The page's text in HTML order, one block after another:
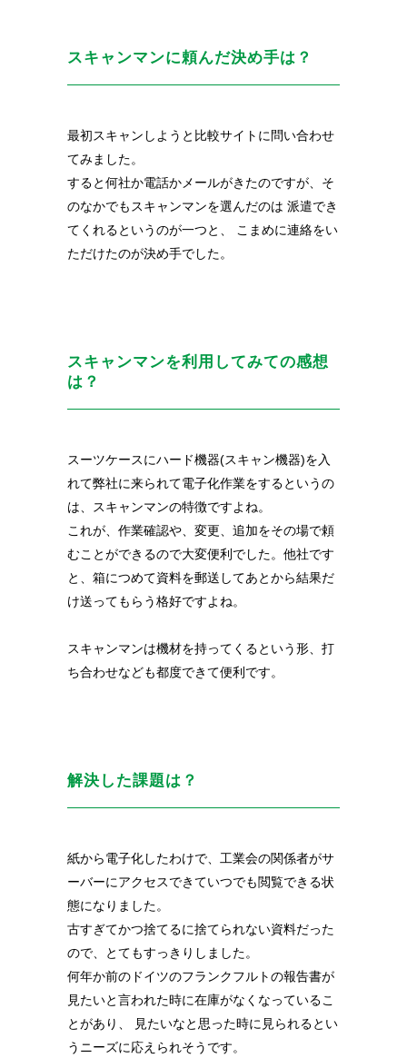
スキャンマンに頼んだ決め手は？
最初スキャンしようと比較サイトに問い合わせ
てみました。
すると何社か電話かメールがきたのですが、 そ
のなかでもスキャンマンを選んだのは 派遣でき
てくれるというのが一つと、 こまめに連絡をい
ただけたのが決め手でした。
スキャンマンを利用してみての感想
は？
スーツケースにハード機器(スキャン機器)を入
れて弊社に来られて電子化作業をするというの
は、スキャンマンの特徴ですよね。
これが、作業確認や、変更、追加をその場で頼
むことができるので大変便利でした。 他社です
と、箱につめて資料を郵送してあとから結果だ
け送ってもらう格好ですよね。
スキャンマンは機材を持ってくるという形、打
ち合わせなども都度できて便利です。
解決した課題は？
紙から電子化したわけで、工業会の関係者がサ
ーバーにアクセスできていつでも閲覧できる状
態になりました。
古すぎてかつ捨てるに捨てられない資料だった
ので、とてもすっきりしました。
何年か前のドイツのフランクフルトの報告書が
見たいと言われた時に在庫がなくなっているこ
とがあり、 見たいなと思った時に見られるとい
うニーズに応えられそうです。